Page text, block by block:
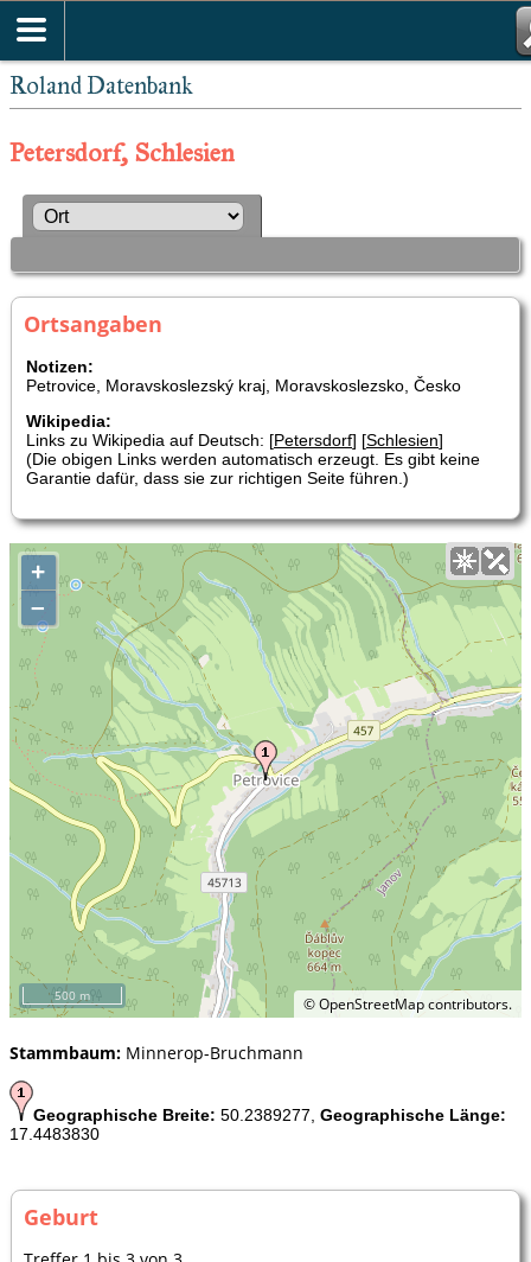
Roland Datenbank
Petersdorf, Schlesien
Ortsangaben
Notizen:
Petrovice, Moravskoslezský kraj, Moravskoslezsko, Česko
Wikipedia:
Links zu Wikipedia auf Deutsch: [Petersdorf] [Schlesien]
(Die obigen Links werden automatisch erzeugt. Es gibt keine
Garantie dafür, dass sie zur richtigen Seite führen.)
+
–
©OpenStreetMapcontributors.
500 m
Stammbaum: Minnerop-Bruchmann
Geographische Breite: 50.2389277, Geographische Länge:
17.4483830
Geburt